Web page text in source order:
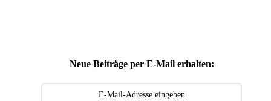
Neue Beiträge per E-Mail erhalten: